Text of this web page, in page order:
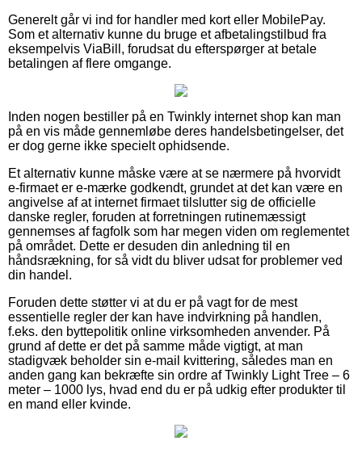
Generelt går vi ind for handler med kort eller MobilePay.
Som et alternativ kunne du bruge et afbetalingstilbud fra
eksempelvis ViaBill, forudsat du efterspørger at betale
betalingen af flere omgange.
Inden nogen bestiller på en Twinkly internet shop kan man
på en vis måde gennemløbe deres handelsbetingelser, det
er dog gerne ikke specielt ophidsende.
Et alternativ kunne måske være at se nærmere på hvorvidt
e-firmaet er e-mærke godkendt, grundet at det kan være en
angivelse af at internet firmaet tilslutter sig de officielle
danske regler, foruden at forretningen rutinemæssigt
gennemses af fagfolk som har megen viden om reglementet
på området. Dette er desuden din anledning til en
håndsrækning, for så vidt du bliver udsat for problemer ved
din handel.
Foruden dette støtter vi at du er på vagt for de mest
essentielle regler der kan have indvirkning på handlen,
f.eks. den byttepolitik online virksomheden anvender. På
grund af dette er det på samme måde vigtigt, at man
stadigvæk beholder sin e-mail kvittering, således man en
anden gang kan bekræfte sin ordre af Twinkly Light Tree – 6
meter – 1000 lys, hvad end du er på udkig efter produkter til
en mand eller kvinde.